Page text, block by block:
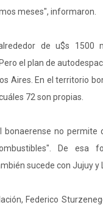
meses", informaron.
de u$s
el plan de
Aires. En el territorio
72 son propias.
bonaerense no
De
sucede con Jujuy y
Federico